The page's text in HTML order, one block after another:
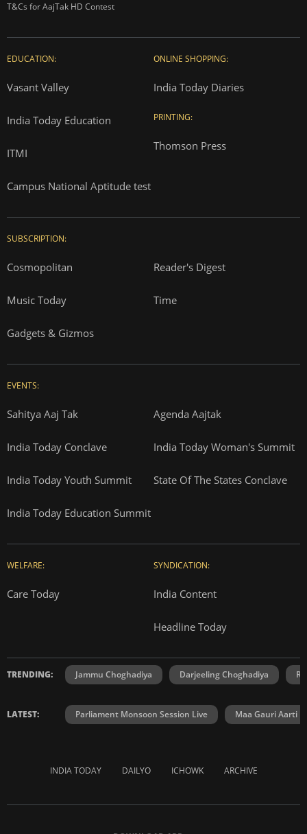
T&Cs for AajTak HD Contest
EDUCATION:
Vasant Valley
India Today Education
ITMI
Campus National Aptitude test
ONLINE SHOPPING:
India Today Diaries
PRINTING:
Thomson Press
SUBSCRIPTION:
Cosmopolitan Reader's Digest
Music Today Time
Gadgets & Gizmos
EVENTS:
Sahitya Aaj Tak Agenda Aajtak
India Today Conclave India Today Woman's Summit
India Today Youth Summit State Of The States Conclave
India Today Education Summit
WELFARE:
Care Today
SYNDICATION:
India Content
Headline Today
TRENDING: Jammu Choghadiya Darjeeling Choghadiya
LATEST: Parliament Monsoon Session Live Maa Gauri Aarti
INDIA TODAY DAILYO ICHOWK ARCHIVE